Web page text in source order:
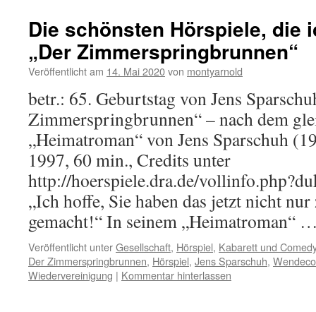
Die schönsten Hörspiele, die
„Der Zimmerspringbrunnen“
Veröffentlicht am 14. Mai 2020von montyarnold
betr.: 65. Geburtstag von Jens
Zimmerspringbrunnen“ – nach dem
„Heimatroman“ von Jens Sparschuh
1997, 60 min., Credits unter
http://hoerspiele.dra.de/
„Ich hoffe, Sie haben das jetzt nicht
gemacht!“ In seinem „Heimatroman“
Veröffentlicht unterGesellschaft, Hörspiel, Kabarett und Comedy
Der Zimmerspringbrunnen, Hörspiel, Jens Sparschuh,
Wiedervereinigung | Kommentar hinterlassen